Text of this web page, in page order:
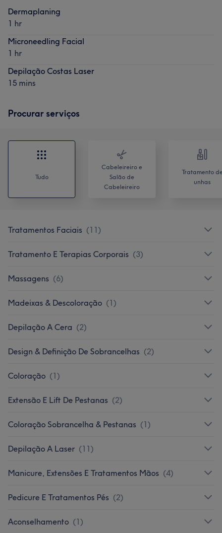
Dermaplaning
1 hr
Microneedling Facial
1 hr
Depilação Costas Laser
15 mins
Procurar serviços
Tudo
Cabeleireiro e
Salão de
Cabeleireiro
Tratamento
unhas
Tratamentos Faciais (11)
Tratamento E Terapias Corporais (3)
Massagens (6)
Madeixas & Descoloração (1)
Depilação A Cera (2)
Design & Definição De Sobrancelhas (2)
Coloração (1)
Extensão E Lift De Pestanas (2)
Coloração Sobrancelha & Pestanas (1)
Depilação A Laser (11)
Manicure, Extensões E Tratamentos Mãos (4)
Pedicure E Tratamentos Pés (2)
Aconselhamento (1)